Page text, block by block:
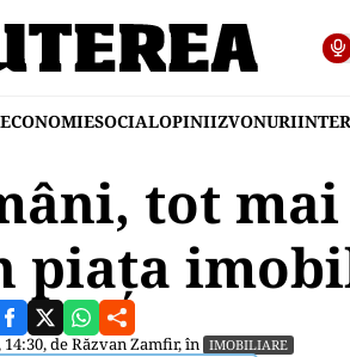
ECONOMIESOCIALOPINIIZVONURI
tot mai
piața
deRăzvan Zamfir, în IMOBILIARE